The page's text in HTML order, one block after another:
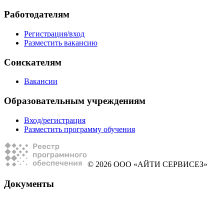
Работодателям
Регистрация/вход
Разместить вакансию
Соискателям
Вакансии
Образовательным учреждениям
Вход/регистрация
Разместить программу обучения
© 2026 ООО «АЙТИ СЕРВИСЕЗ»
Документы